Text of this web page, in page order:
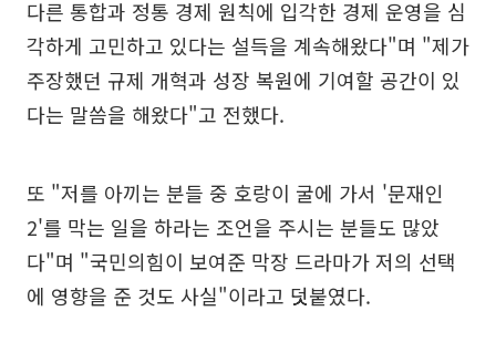
다른 통합과 정통 경제 원칙에 입각한 경제 운영을 심
각하게 고민하고 있다는 설득을 계속해왔다"며 "제가
주장했던 규제 개혁과 성장 복원에 기여할 공간이 있
다는 말씀을 해왔다"고 전했다.
또 "저를 아끼는 분들 중 호랑이 굴에 가서 '문재인
2'를 막는 일을 하라는 조언을 주시는 분들도 많았
다"며 "국민의힘이 보여준 막장 드라마가 저의 선택
에 영향을 준 것도 사실"이라고 덧붙였다.